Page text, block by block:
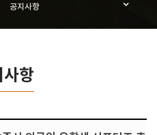
공지사항
사항